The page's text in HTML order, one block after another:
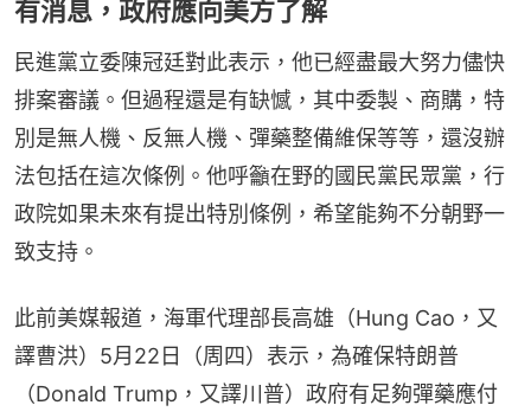
有消息，政府應向美方了解
民進黨立委陳冠廷對此表示，他已經盡最大努力儘快
排案審議。但過程還是有缺憾，其中委製、商購，特
別是無人機、反無人機、彈藥整備維保等等，還沒辦
法包括在這次條例。他呼籲在野的國民黨民眾黨，行
政院如果未來有提出特別條例，希望能夠不分朝野一
致支持。
此前美媒報道，海軍代理部長高雄（Hung Cao，又
譯曹洪）5月22日（周四）表示，為確保特朗普
（Donald Trump，又譯川普）政府有足夠彈藥應付